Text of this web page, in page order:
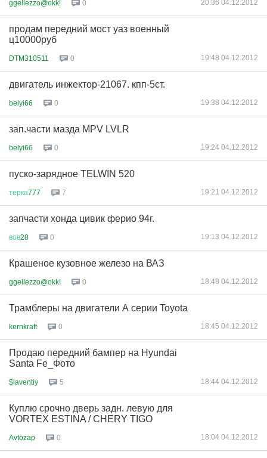
ggellezzo@okk! 0 20:36 04.12.2012
продам передний мост уаз военный
ц10000руб
DTM310511 0 19:48 04.12.2012
двигатель инжектор-21067. кпп-5ст.
belyi66 0 19:38 04.12.2012
зап.части мазда MPV LVLR
belyi66 0 19:24 04.12.2012
пуско-зарядное TELWIN 520
терка777 7 19:21 04.12.2012
запчасти хонда цивик ферио 94г.
вов28 0 19:13 04.12.2012
Крашеное кузовное железо на ВАЗ
ggellezzo@okk! 0 18:48 04.12.2012
Трамблеры на двигатели А серии Toyota
kernkraft 0 18:45 04.12.2012
Продаю передний бампер на Hyundai
Santa Fe_Фото
$laventiy 5 18:44 04.12.2012
Куплю срочно дверь задн. левую для
VORTEX ESTINA / CHERY TIGO
Avtozap 0 18:04 04.12.2012